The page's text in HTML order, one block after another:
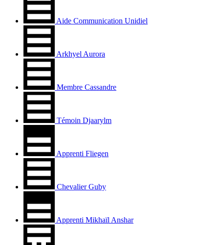
Aide Communication Unidiel
Arkhyel Aurora
Membre Cassandre
Témoin Djaarylm
Apprenti Fliegen
Chevalier Guby
Apprenti Mikhaïl Anshar